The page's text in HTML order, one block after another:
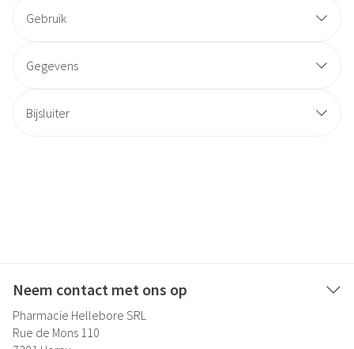
Gebruik
Gegevens
Bijsluiter
Neem contact met ons op
Pharmacie Hellebore SRL
Rue de Mons 110